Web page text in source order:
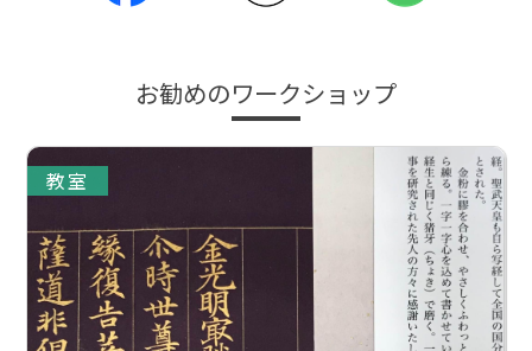
お勧めのワークショップ
教室